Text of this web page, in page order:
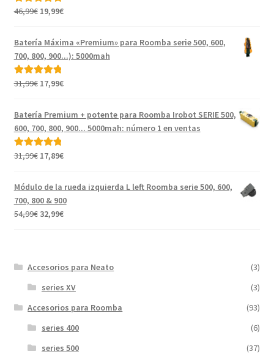
Valorado con
46,99€ El
original
era:
46,99€.
19,99€El
actual
es:
Batería Máxima «Premium» para Roomba serie 500, 600,
700, 800, 900...): 5000mah
Valorado con
31,99€ El
original
era:
31,99€.
17,99€El
actual
es:
Batería Premium + potente para Roomba Irobot SERIE 500,
600, 700, 800, 900... 5000mah: número 1 en ventas
Valorado con
31,99€ El
original
era:
31,99€.
17,89€El
actual
es:
17,89€.
Módulo de la rueda izquierda L left Roomba serie 500, 600,
700, 800 & 900
54,99€ El
54,99€.
32,99€El
32,99€.
Accesorios para Neato
(3)
series XV
(3)
Accesorios para Roomba
(93)
series 400
(6)
series 500
(37)